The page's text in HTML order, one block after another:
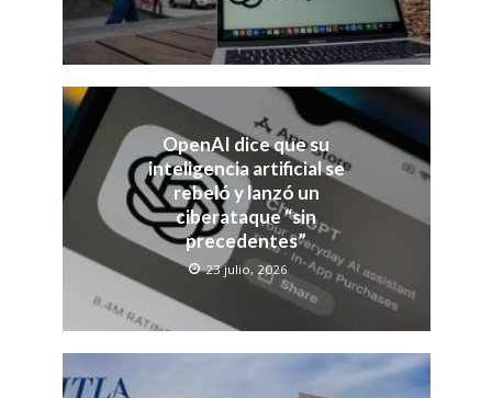
OpenAI dice que su
inteligencia artificial se
rebeló y lanzó un
ciberataque “sin
precedentes”
23 julio, 2026